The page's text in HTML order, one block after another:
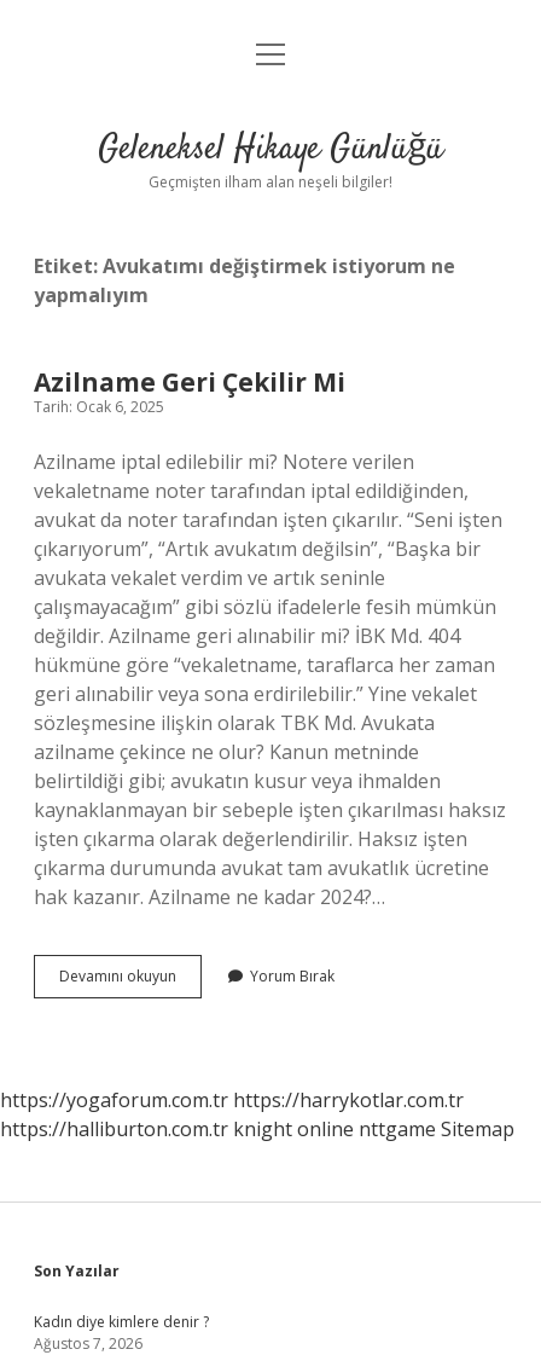
Anasayfa
Yasal Uyarı
menüyü
Geleneksel Hikaye Günlüğü
Geçmişten ilham alan neşeli bilgiler!
Etiket:Avukatımı değiştirmek istiyorum ne
yapmalıyım
Azilname Geri Çekilir Mi
Tarih: Ocak 6, 2025
Azilname iptal edilebilir mi? Notere verilen
vekaletname noter tarafından iptal edildiğinden,
avukat da noter tarafından işten çıkarılır. “Seni işten
çıkarıyorum”, “Artık avukatım değilsin”, “Başka bir
avukata vekalet verdim ve artık seninle
çalışmayacağım” gibi sözlü ifadelerle fesih mümkün
değildir. Azilname geri alınabilir mi? İBK Md. 404
hükmüne göre “vekaletname, taraflarca her zaman
geri alınabilir veya sona erdirilebilir.” Yine vekalet
sözleşmesine ilişkin olarak TBK Md. Avukata
azilname çekince ne olur? Kanun metninde
belirtildiği gibi; avukatın kusur veya ihmalden
kaynaklanmayan bir sebeple işten çıkarılması haksız
işten çıkarma olarak değerlendirilir. Haksız işten
çıkarma durumunda avukat tam avukatlık ücretine
hak kazanır. Azilname ne kadar 2024?…
Devamını okuyun Azilname
Geri
Yorum Bırak
https://yogaforum.com.tr https://harrykotlar.com.tr
https://halliburton.com.tr knight online nttgame Sitemap
Sidebar
Son Yazılar
Kadın diye kimlere denir ?
Ağustos 7, 2026